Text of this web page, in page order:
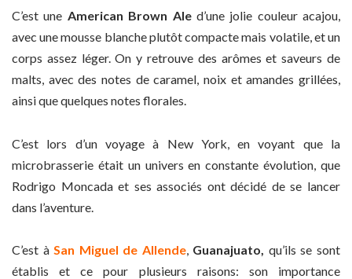
C’est une American Brown Aled’une jolie couleur acajou,
avec une mousse blanche plutôt compacte mais volatile, et un
corps assez léger. On y retrouve des arômes et saveurs de
malts, avec des notes de caramel, noix et amandes grillées,
ainsi que quelques notes florales.
C’est lors d’un voyage à New York, en voyant que la
microbrasserie était un univers en constante évolution, que
Rodrigo Moncada et ses associés ont décidé de se lancer
dans l’aventure.
C’est àSan Miguel de Allende, Guanajuato, qu’ils se sont
établis et ce pour plusieurs raisons: son importance